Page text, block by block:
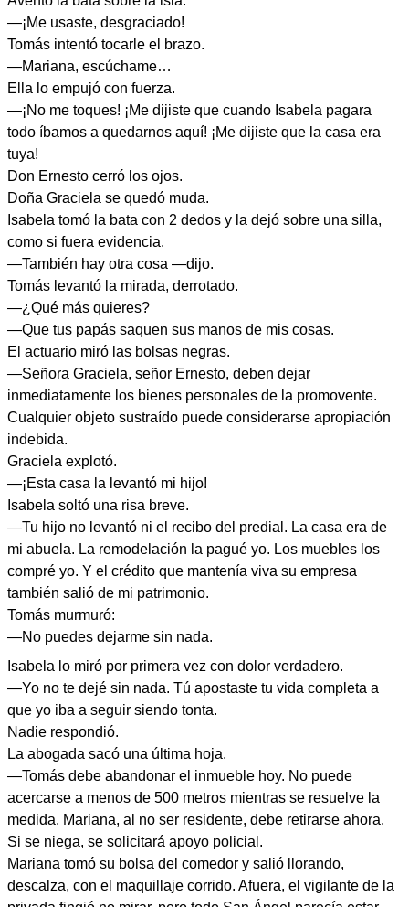
—¡Me usaste, desgraciado!
Tomás intentó tocarle el brazo.
—Mariana, escúchame…
Ella lo empujó con fuerza.
—¡No me toques! ¡Me dijiste que cuando Isabela pagara
todo íbamos a quedarnos aquí! ¡Me dijiste que la casa era
tuya!
Don Ernesto cerró los ojos.
Doña Graciela se quedó muda.
Isabela tomó la bata con 2 dedos y la dejó sobre una silla,
como si fuera evidencia.
—También hay otra cosa —dijo.
Tomás levantó la mirada, derrotado.
—¿Qué más quieres?
—Que tus papás saquen sus manos de mis cosas.
El actuario miró las bolsas negras.
—Señora Graciela, señor Ernesto, deben dejar
inmediatamente los bienes personales de la promovente.
Cualquier objeto sustraído puede considerarse apropiación
indebida.
Graciela explotó.
—¡Esta casa la levantó mi hijo!
Isabela soltó una risa breve.
—Tu hijo no levantó ni el recibo del predial. La casa era de
mi abuela. La remodelación la pagué yo. Los muebles los
compré yo. Y el crédito que mantenía viva su empresa
también salió de mi patrimonio.
Tomás murmuró:
—No puedes dejarme sin nada.
Isabela lo miró por primera vez con dolor verdadero.
—Yo no te dejé sin nada. Tú apostaste tu vida completa a
que yo iba a seguir siendo tonta.
Nadie respondió.
La abogada sacó una última hoja.
—Tomás debe abandonar el inmueble hoy. No puede
acercarse a menos de 500 metros mientras se resuelve la
medida. Mariana, al no ser residente, debe retirarse ahora.
Si se niega, se solicitará apoyo policial.
Mariana tomó su bolsa del comedor y salió llorando,
descalza, con el maquillaje corrido. Afuera, el vigilante de la